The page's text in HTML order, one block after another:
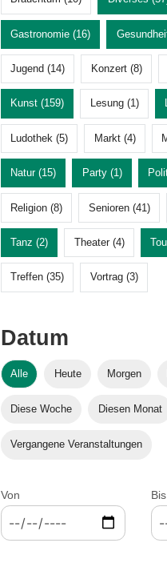
Gastronomie (16)
Jugend (14) Konzert (8)
Kunst (159) Lesung (1)
Ludothek (5) Markt (4)
Natur (15) Party (1)
Religion (8) Senioren (41)
Tanz (2) Theater (4)
Treffen (35) Vortrag (3)
Datum
Alle Heute Morgen
Diese Woche Diesen Monat
Vergangene Veranstaltungen
Von Bis